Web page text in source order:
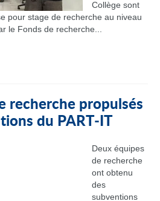
Collège sont
pour stage de recherche au niveau
le Fonds de recherche...
recherche propulsés
du PART‑IT
Deux équipes
de recherche
ont obtenu
des
subventions